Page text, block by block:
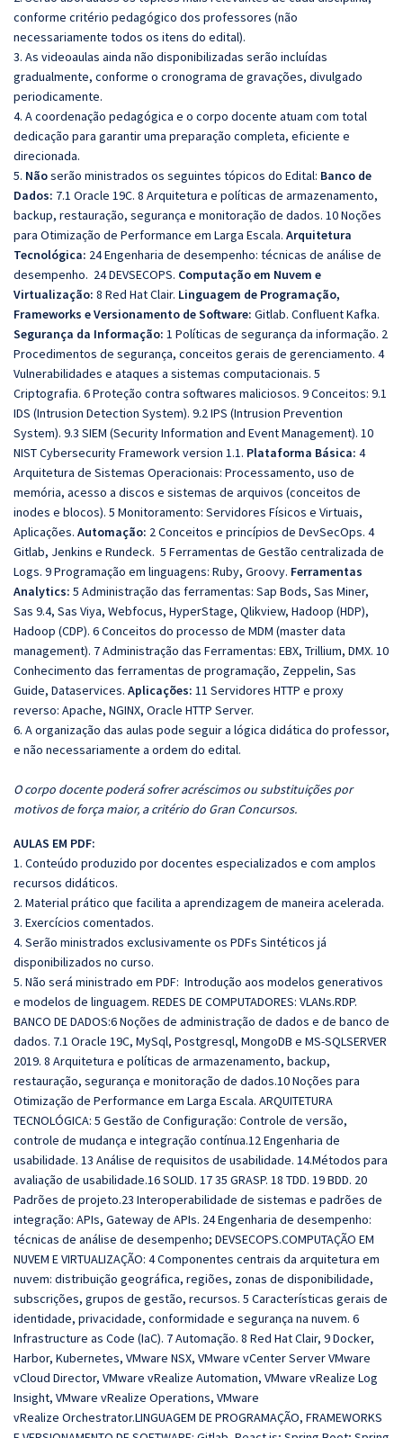
conforme critério pedagógico dos professores (não
necessariamente todos os itens do edital).
3. As videoaulas ainda não disponibilizadas serão incluídas
gradualmente, conforme o cronograma de gravações, divulgado
periodicamente.
4. A coordenação pedagógica e o corpo docente atuam com total
dedicação para garantir uma preparação completa, eficiente e
direcionada.
5. Nãoserão ministrados os seguintes tópicos do Edital: Banco de
Dados: 7.1 Oracle 19C. 8 Arquitetura e políticas de armazenamento,
backup, restauração, segurança e monitoração de dados. 10 Noções
para Otimização de Performance em Larga Escala. Arquitetura
Tecnológica: 24 Engenharia de desempenho: técnicas de análise de
desempenho. 24 DEVSECOPS. Computação em Nuvem e
Virtualização: 8 Red Hat Clair. Linguagem de Programação,
Frameworks e Versionamento de Software: Gitlab. Confluent Kafka.
Segurança da Informação: 1 Políticas de segurança da informação. 2
Procedimentos de segurança, conceitos gerais de gerenciamento. 4
Vulnerabilidades e ataques a sistemas computacionais. 5
Criptografia. 6 Proteção contra softwares maliciosos. 9 Conceitos: 9.1
IDS (Intrusion Detection System). 9.2 IPS (Intrusion Prevention
System). 9.3 SIEM (Security Information and Event Management). 10
NIST Cybersecurity Framework version 1.1. Plataforma Básica: 4
Arquitetura de Sistemas Operacionais: Processamento, uso de
memória, acesso a discos e sistemas de arquivos (conceitos de
inodes e blocos). 5 Monitoramento: Servidores Físicos e Virtuais,
Aplicações. Automação: 2 Conceitos e princípios de DevSecOps. 4
Gitlab, Jenkins e Rundeck. 5 Ferramentas de Gestão centralizada de
Logs. 9 Programação em linguagens: Ruby, Groovy. Ferramentas
Analytics: 5 Administração das ferramentas: Sap Bods, Sas Miner,
Sas 9.4, Sas Viya, Webfocus, HyperStage, Qlikview, Hadoop (HDP),
Hadoop (CDP). 6 Conceitos do processo de MDM (master data
management). 7 Administração das Ferramentas: EBX, Trillium, DMX. 10
Conhecimento das ferramentas de programação, Zeppelin, Sas
Guide, Dataservices. Aplicações: 11 Servidores HTTP e proxy
reverso: Apache, NGINX, Oracle HTTP Server.
6. A organização das aulas pode seguir a lógica didática do professor,
e não necessariamente a ordem do edital.
O corpo docente poderá sofrer acréscimos ou substituições por
motivos de força maior, a critério do Gran Concursos.
AULAS EM PDF:
1. Conteúdo produzido por docentes especializados e com amplos
recursos didáticos.
2. Material prático que facilita a aprendizagem de maneira acelerada.
3. Exercícios comentados.
4. Serão ministrados exclusivamente os PDFs Sintéticos já
disponibilizados no curso.
5. Não será ministrado em PDF: Introdução aos modelos generativos
e modelos de linguagem. REDES DE COMPUTADORES: VLANs.RDP.
BANCO DE DADOS:6 Noções de administração de dados e de banco de
dados. 7.1 Oracle 19C, MySql, Postgresql, MongoDB e MS-SQLSERVER
2019. 8 Arquitetura e políticas de armazenamento, backup,
restauração, segurança e monitoração de dados.10 Noções para
Otimização de Performance em Larga Escala. ARQUITETURA
TECNOLÓGICA: 5 Gestão de Configuração: Controle de versão,
controle de mudança e integração contínua.12 Engenharia de
usabilidade. 13 Análise de requisitos de usabilidade. 14.Métodos para
avaliação de usabilidade.16 SOLID. 17 35 GRASP. 18 TDD. 19 BDD. 20
Padrões de projeto.23 Interoperabilidade de sistemas e padrões de
integração: APIs, Gateway de APIs. 24 Engenharia de desempenho:
técnicas de análise de desempenho; DEVSECOPS.COMPUTAÇÃO EM
NUVEM E VIRTUALIZAÇÃO: 4 Componentes centrais da arquitetura em
nuvem: distribuição geográfica, regiões, zonas de disponibilidade,
subscrições, grupos de gestão, recursos. 5 Características gerais de
identidade, privacidade, conformidade e segurança na nuvem. 6
Infrastructure as Code (IaC). 7 Automação. 8 Red Hat Clair, 9 Docker,
Harbor, Kubernetes, VMware NSX, VMware vCenter Server VMware
vCloud Director, VMware vRealize Automation, VMware vRealize Log
Insight, VMware vRealize Operations, VMware
vRealize Orchestrator.LINGUAGEM DE PROGRAMAÇÃO, FRAMEWORKS